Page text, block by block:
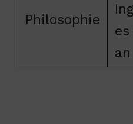
Philosophie
an